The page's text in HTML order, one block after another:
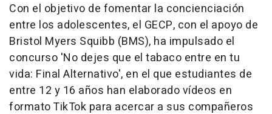
Con el objetivo de fomentar la concienciación
entre los adolescentes, el GECP, con el apoyo de
Bristol Myers Squibb (BMS), ha impulsado el
concurso 'No dejes que el tabaco entre en tu
vida: Final Alternativo', en el que estudiantes de
entre 12 y 16 años han elaborado vídeos en
formato TikTok para acercar a sus compañeros